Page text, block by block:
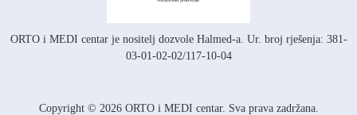
Copyright © 2026 ORTO i MEDI centar. Sva prava zadržana.
ORTO i MEDI centar je nositelj dozvole Halmed-a. Ur. broj rješenja: 381-
03-01-02-02/117-10-04